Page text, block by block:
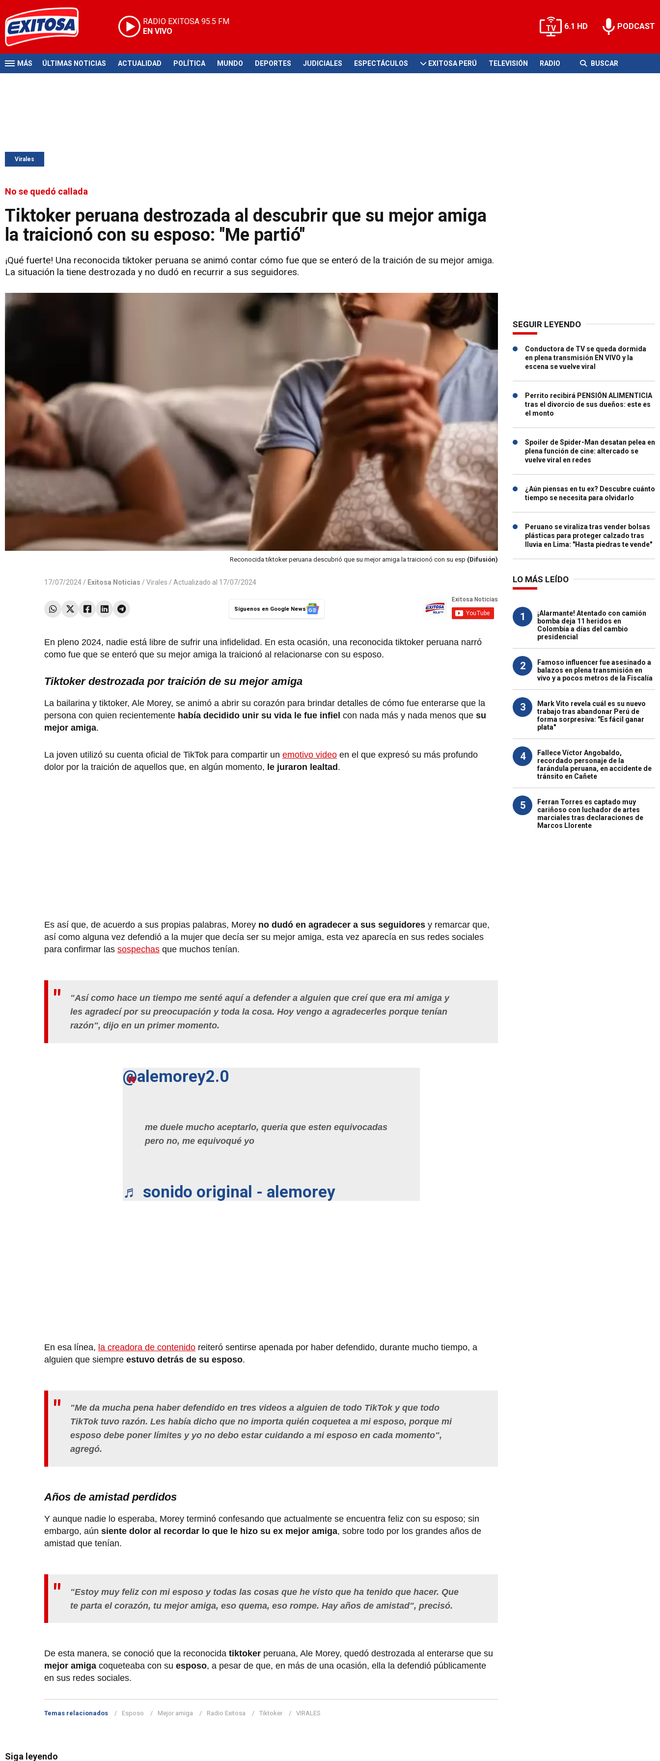
RADIO EXITOSA 95.5 FM
EN VIVO
6.1 HD PODCAST
MÁS ÚLTIMAS NOTICIAS ACTUALIDAD POLÍTICA MUNDO DEPORTES JUDICIALES ESPECTÁCULOS EXITOSA PERÚ TELEVISIÓN RADIO BUSCAR
Virales
No se quedó callada
Tiktoker peruana destrozada al descubrir que su mejor amiga
la traicionó con su esposo: "Me partió"
¡Qué fuerte! Una reconocida tiktoker peruana se animó contar cómo fue que se enteró de la traición de su mejor amiga.
La situación la tiene destrozada y no dudó en recurrir a sus seguidores.
Reconocida tiktoker peruana descubrió que su mejor amiga la traicionó con su esp (Difusión)
17/07/2024 / Exitosa Noticias / Virales / Actualizado al 17/07/2024
Síguenos en Google News
En pleno 2024, nadie está libre de sufrir una infidelidad. En esta ocasión, una reconocida tiktoker peruana narró
como fue que se enteró que su mejor amiga la traicionó al relacionarse con su esposo.
Tiktoker destrozada por traición de su mejor amiga
La bailarina y tiktoker, Ale Morey, se animó a abrir su corazón para brindar detalles de cómo fue enterarse que la
persona con quien recientemente había decidido unir su vida le fue infiel con nada más y nada menos que su
mejor amiga.
La joven utilizó su cuenta oficial de TikTok para compartir un emotivo video en el que expresó su más profundo
dolor por la traición de aquellos que, en algún momento, le juraron lealtad .
Es así que, de acuerdo a sus propias palabras, Morey no dudó en agradecer a sus seguidores y remarcar que,
así como alguna vez defendió a la mujer que decía ser su mejor amiga, esta vez aparecía en sus redes sociales
para confirmar las sospechas que muchos tenían.
"Así como hace un tiempo me senté aquí a defender a alguien que creí que era mi amiga y
les agradecí por su preocupación y toda la cosa. Hoy vengo a agradecerles porque tenían
razón", dijo en un primer momento.
@alemorey2.0
me duele mucho aceptarlo, queria que esten equivocadas
pero no, me equivoqué yo
♬ sonido original - alemorey
En esa línea, la creadora de contenido reiteró sentirse apenada por haber defendido, durante mucho tiempo, a
alguien que siempre estuvo detrás de su esposo.
"Me da mucha pena haber defendido en tres videos a alguien de todo TikTok y que todo
TikTok tuvo razón. Les había dicho que no importa quién coquetea a mi esposo, porque mi
esposo debe poner límites y yo no debo estar cuidando a mi esposo en cada momento",
agregó.
Años de amistad perdidos
Y aunque nadie lo esperaba, Morey terminó confesando que actualmente se encuentra feliz con su esposo; sin
embargo, aún siente dolor al recordar lo que le hizo su ex mejor amiga, sobre todo por los grandes años de
amistad que tenían.
"Estoy muy feliz con mi esposo y todas las cosas que he visto que ha tenido que hacer. Que
te parta el corazón, tu mejor amiga, eso quema, eso rompe. Hay años de amistad", precisó.
De esta manera, se conoció que la reconocida tiktoker peruana, Ale Morey, quedó destrozada al enterarse que su
mejor amiga coqueteaba con su esposo, a pesar de que, en más de una ocasión, ella la defendió públicamente
en sus redes sociales.
Temas relacionados Esposo Mejor amiga Radio Exitosa Tiktoker VIRALES
Siga leyendo
SEGUIR LEYENDO
Conductora de TV se queda dormida
en plena transmisión EN VIVO y la
escena se vuelve viral
Perrito recibirá PENSIÓN ALIMENTICIA
tras el divorcio de sus dueños: este es
el monto
Spoiler de Spider-Man desatan pelea en
plena función de cine: altercado se
vuelve viral en redes
¿Aún piensas en tu ex? Descubre cuánto
tiempo se necesita para olvidarlo
Peruano se viraliza tras vender bolsas
plásticas para proteger calzado tras
lluvia en Lima: "Hasta piedras te vende"
LO MÁS LEÍDO
1
¡Alarmante! Atentado con camión
bomba deja 11 heridos en
Colombia a días del cambio
presidencial
2
Famoso influencer fue asesinado a
balazos en plena transmisión en
vivo y a pocos metros de la Fiscalía
3
Mark Vito revela cuál es su nuevo
trabajo tras abandonar Perú de
forma sorpresiva: "Es fácil ganar
plata"
4
Fallece Víctor Angobaldo,
recordado personaje de la
farándula peruana, en accidente de
tránsito en Cañete
5
Ferran Torres es captado muy
cariñoso con luchador de artes
marciales tras declaraciones de
Marcos Llorente